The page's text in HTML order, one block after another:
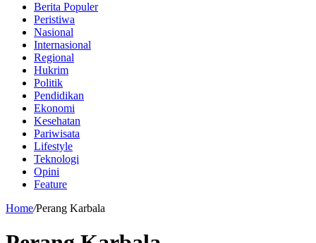
Berita Populer
Peristiwa
Nasional
Internasional
Regional
Hukrim
Politik
Pendidikan
Ekonomi
Kesehatan
Pariwisata
Lifestyle
Teknologi
Opini
Feature
Home/Perang Karbala